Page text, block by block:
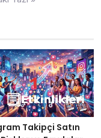
Takipçi Satın